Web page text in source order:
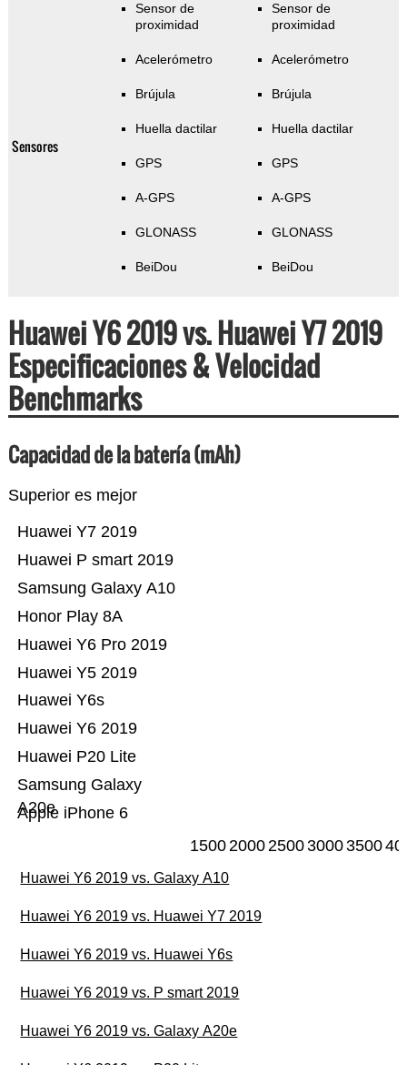
Sensores
Sensor de
proximidad
Acelerómetro
Brújula
Huella dactilar
GPS
A-GPS
GLONASS
BeiDou
Sensor de
proximidad
Acelerómetro
Brújula
Huella dactilar
GPS
A-GPS
GLONASS
BeiDou
Huawei Y6 2019 vs. Huawei Y7 2019
Especificaciones & Velocidad
Benchmarks
Capacidad de la batería (mAh)
Superior es mejor
Apple iPhone 6
Samsung Galaxy
A20e
Huawei P20 Lite
Huawei Y6 2019
Huawei Y6s
Huawei Y5 2019
Huawei Y6 Pro 2019
Honor Play 8A
Samsung Galaxy A10
Huawei P smart 2019
Huawei Y7 2019
15002000250030003500
Huawei Y6 2019 vs. Galaxy A10
Huawei Y6 2019 vs. Huawei Y7 2019
Huawei Y6 2019 vs. Huawei Y6s
Huawei Y6 2019 vs. P smart 2019
Huawei Y6 2019 vs. Galaxy A20e